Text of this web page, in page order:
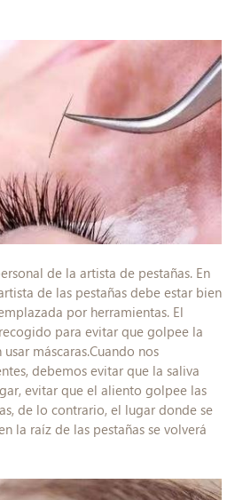
de la artista de pestañas. En
de las pestañas debe estar bien
por herramientas. El
para evitar que golpee la
máscaras.Cuando nos
debemos evitar que la saliva
evitar que el aliento golpee las
de lo contrario, el lugar donde se
la raíz de las pestañas se volverá